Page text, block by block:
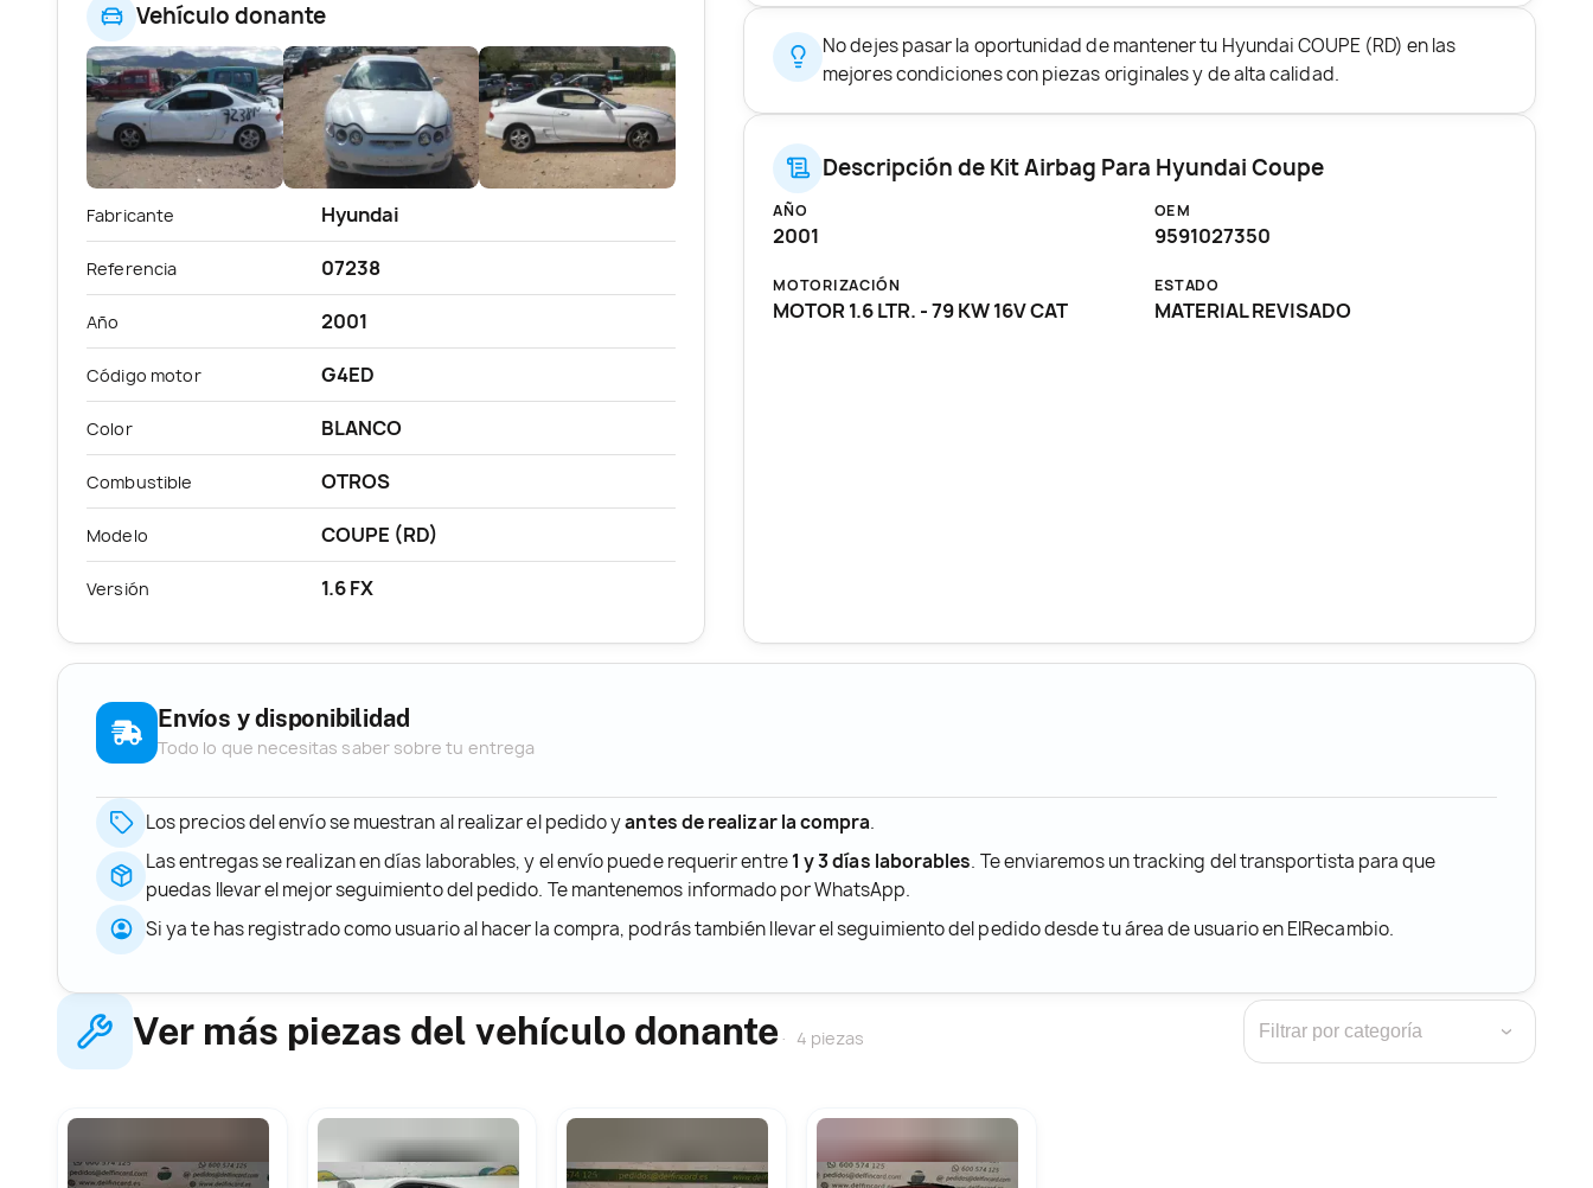
Vehículo donante
Fabricante Hyundai
Referencia 07238
Año 2001
Código motor G4ED
Color BLANCO
Combustible OTROS
Modelo COUPE (RD)
Versión 1.6 FX
No dejes pasar la oportunidad de mantener tu Hyundai COUPE (RD) en las
mejores condiciones con piezas originales y de alta calidad.
Descripción de Kit Airbag Para Hyundai Coupe
AÑO
2001
OEM
9591027350
MOTORIZACIÓN
MOTOR 1.6 LTR. - 79 KW 16V CAT
ESTADO
MATERIAL REVISADO
Envíos y disponibilidad
Todo lo que necesitas saber sobre tu entrega
Los precios del envío se muestran al realizar el pedido yantes de realizar la compra.
Las entregas se realizan en días laborables, y el envío puede requerir entre1 y 3 días laborables. Te enviaremos un tracking del transportista para que
puedas llevar el mejor seguimiento del pedido. Te mantenemos informado por WhatsApp.
Si ya te has registrado como usuario al hacer la compra, podrás también llevar el seguimiento del pedido desde tu área de usuario en ElRecambio.
Ver más piezas del vehículo donante 4 piezas ›